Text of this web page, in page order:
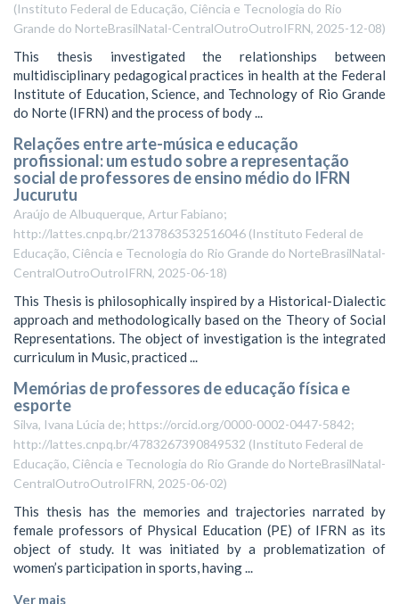
(Instituto Federal de Educação, Ciência e Tecnologia do Rio
Grande do NorteBrasilNatal-CentralOutroOutroIFRN, 2025-12-08)
This thesis investigated the relationships between
multidisciplinary pedagogical practices in health at the Federal
Institute of Education, Science, and Technology of Rio Grande
do Norte (IFRN) and the process of body ...
Relações entre arte-música e educação
profissional: um estudo sobre a representação
social de professores de ensino médio do IFRN
Jucurutu
Araújo de Albuquerque, Artur Fabiano;
http://lattes.cnpq.br/2137863532516046 (Instituto Federal de
Educação, Ciência e Tecnologia do Rio Grande do NorteBrasilNatal-
CentralOutroOutroIFRN, 2025-06-18)
This Thesis is philosophically inspired by a Historical-Dialectic
approach and methodologically based on the Theory of Social
Representations. The object of investigation is the integrated
curriculum in Music, practiced ...
Memórias de professores de educação física e
esporte
Silva, Ivana Lúcia de; https://orcid.org/0000-0002-0447-5842;
http://lattes.cnpq.br/4783267390849532 (Instituto Federal de
Educação, Ciência e Tecnologia do Rio Grande do NorteBrasilNatal-
CentralOutroOutroIFRN, 2025-06-02)
This thesis has the memories and trajectories narrated by
female professors of Physical Education (PE) of IFRN as its
object of study. It was initiated by a problematization of
women’s participation in sports, having ...
Ver mais